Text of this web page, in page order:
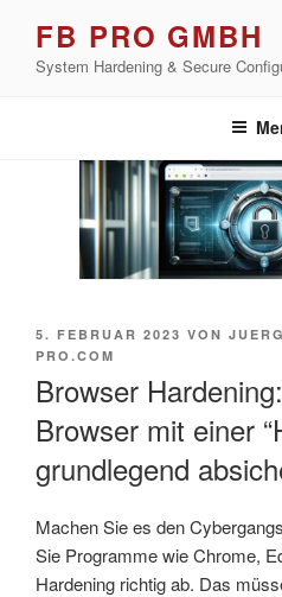
springen
FB PRO GMBH
System Hardening & Secure
VERÖFFENTLICHT
AM
5. FEBRUAR 2023 VON
PRO.COM
Browser
Browser mit einer
grundlegend
Machen Sie es den
Sie Programme wie Chrome,
Hardening richtig ab. Das